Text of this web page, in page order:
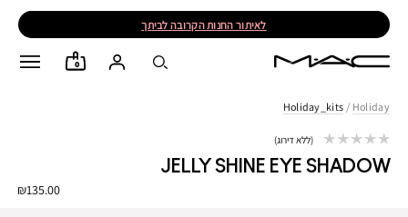
לאיתור החנות הקרובה לביתך
0
Holiday
/
Holiday_kits
JELLY SHINE EYE SHADOW
₪135.00
ללא דירוג